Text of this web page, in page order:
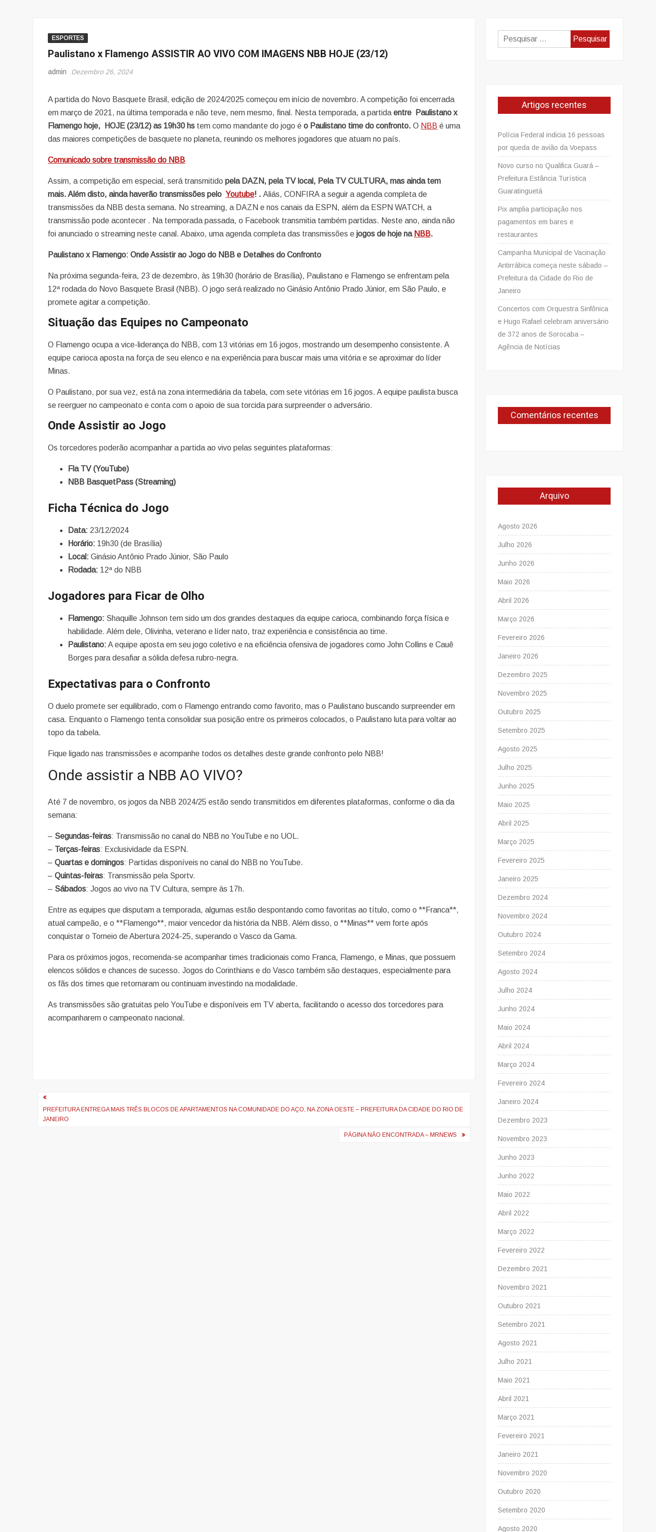
ESPORTES
Paulistano x Flamengo ASSISTIR AO VIVO COM IMAGENS NBB HOJE (23/12)
admin Dezembro 26, 2024
A partida do Novo Basquete Brasil, edição de 2024/2025 começou em início de novembro. A competição foi encerrada
em março de 2021, na última temporada e não teve, nem mesmo, final. Nesta temporada, a partidaentre Paulistano x
Flamengo hoje, HOJE (23/12) as 19h30 hs tem como mandante do jogo éo Paulistano time do confronto.O NBB é uma
das maiores competições de basquete no planeta, reunindo os melhores jogadores que atuam no país.
Comunicado sobre transmissão do NBB
Assim, a competição em especial, será transmitidopela DAZN, pela TV local, Pela TV CULTURA, mas ainda tem
mais. Além disto, ainda haverão transmissões peloYoutube! .Aliás, CONFIRA a seguir a agenda completa de
transmissões da NBB desta semana. No streaming, a DAZN e nos canais da ESPN, além da ESPN WATCH, a
transmissão pode acontecer . Na temporada passada, o Facebook transmitia também partidas. Neste ano, ainda não
foi anunciado o streaming neste canal. Abaixo, uma agenda completa das transmissões ejogos de hoje na NBB.
Paulistano x Flamengo: Onde Assistir ao Jogo do NBB e Detalhes do Confronto
Na próxima segunda-feira, 23 de dezembro, às 19h30 (horário de Brasília), Paulistano e Flamengo se enfrentam pela
12ª rodada do Novo Basquete Brasil (NBB). O jogo será realizado no Ginásio Antônio Prado Júnior, em São Paulo, e
promete agitar a competição.
Situação das Equipes no Campeonato
O Flamengo ocupa a vice-liderança do NBB, com 13 vitórias em 16 jogos, mostrando um desempenho consistente. A
equipe carioca aposta na força de seu elenco e na experiência para buscar mais uma vitória e se aproximar do líder
Minas.
O Paulistano, por sua vez, está na zona intermediária da tabela, com sete vitórias em 16 jogos. A equipe paulista busca
se reerguer no campeonato e conta com o apoio de sua torcida para surpreender o adversário.
Onde Assistir ao Jogo
Os torcedores poderão acompanhar a partida ao vivo pelas seguintes plataformas:
Fla TV (YouTube)
NBB BasquetPass (Streaming)
Ficha Técnica do Jogo
Data: 23/12/2024
Horário: 19h30 (de Brasília)
Local: Ginásio Antônio Prado Júnior, São Paulo
Rodada: 12ª do NBB
Jogadores para Ficar de Olho
Flamengo: Shaquille Johnson tem sido um dos grandes destaques da equipe carioca, combinando força física e
habilidade. Além dele, Olivinha, veterano e líder nato, traz experiência e consistência ao time.
Paulistano: A equipe aposta em seu jogo coletivo e na eficiência ofensiva de jogadores como John Collins e Cauê
Borges para desafiar a sólida defesa rubro-negra.
Expectativas para o Confronto
O duelo promete ser equilibrado, com o Flamengo entrando como favorito, mas o Paulistano buscando surpreender em
casa. Enquanto o Flamengo tenta consolidar sua posição entre os primeiros colocados, o Paulistano luta para voltar ao
topo da tabela.
Fique ligado nas transmissões e acompanhe todos os detalhes deste grande confronto pelo NBB!
Onde assistir a NBB AO VIVO?
Até 7 de novembro, os jogos da NBB 2024/25 estão sendo transmitidos em diferentes plataformas, conforme o dia da
semana:
– Segundas-feiras: Transmissão no canal do NBB no YouTube e no UOL.
– Terças-feiras: Exclusividade da ESPN.
–Quartas e domingos: Partidas disponíveis no canal do NBB no YouTube.
–Quintas-feiras: Transmissão pela Sportv.
– Sábados: Jogos ao vivo na TV Cultura, sempre às 17h.
Entre as equipes que disputam a temporada, algumas estão despontando como favoritas ao título, como o **Franca**,
atual campeão, e o **Flamengo**, maior vencedor da história da NBB. Além disso, o **Minas** vem forte após
conquistar o Torneio de Abertura 2024-25, superando o Vasco da Gama.
Para os próximos jogos, recomenda-se acompanhar times tradicionais como Franca, Flamengo, e Minas, que possuem
elencos sólidos e chances de sucesso. Jogos do Corinthians e do Vasco também são destaques, especialmente para
os fãs dos times que retornaram ou continuam investindo na modalidade.
As transmissões são gratuitas pelo YouTube e disponíveis em TV aberta, facilitando o acesso dos torcedores para
acompanharem o campeonato nacional.
Navegação
de
PREFEITURA ENTREGA MAIS TRÊS BLOCOS DE APARTAMENTOS NA COMUNIDADE DO AÇO, NA ZONA OESTE – PREFEITURA DA CIDADE DO RIO DE
JANEIRO
PÁGINA NÃO ENCONTRADA – MRNEWS
Pesquisar
por:
Artigos recentes
Polícia Federal indicia 16 pessoas
por queda de avião da Voepass
Novo curso no Qualifica Guará –
Prefeitura Estância Turística
Guaratinguetá
Pix amplia participação nos
pagamentos em bares e
restaurantes
Campanha Municipal de Vacinação
Antirrábica começa neste sábado –
Prefeitura da Cidade do Rio de
Janeiro
Concertos com Orquestra Sinfônica
e Hugo Rafael celebram aniversário
de 372 anos de Sorocaba –
Agência de Notícias
Comentários recentes
Arquivo
Agosto 2026
Julho 2026
Junho 2026
Maio 2026
Abril 2026
Março 2026
Fevereiro 2026
Janeiro 2026
Dezembro 2025
Novembro 2025
Outubro 2025
Setembro 2025
Agosto 2025
Julho 2025
Junho 2025
Maio 2025
Abril 2025
Março 2025
Fevereiro 2025
Janeiro 2025
Dezembro 2024
Novembro 2024
Outubro 2024
Setembro 2024
Agosto 2024
Julho 2024
Junho 2024
Maio 2024
Abril 2024
Março 2024
Fevereiro 2024
Janeiro 2024
Dezembro 2023
Novembro 2023
Junho 2023
Junho 2022
Maio 2022
Abril 2022
Março 2022
Fevereiro 2022
Dezembro 2021
Novembro 2021
Outubro 2021
Setembro 2021
Agosto 2021
Julho 2021
Maio 2021
Abril 2021
Março 2021
Fevereiro 2021
Janeiro 2021
Novembro 2020
Outubro 2020
Setembro 2020
Agosto 2020